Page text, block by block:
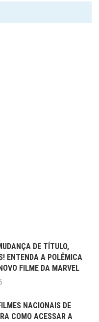
DE TÍTULO,
ENTENDA A POLÊMICA
FILME DA MARVEL
NACIONAIS DE
COMO ACESSAR A